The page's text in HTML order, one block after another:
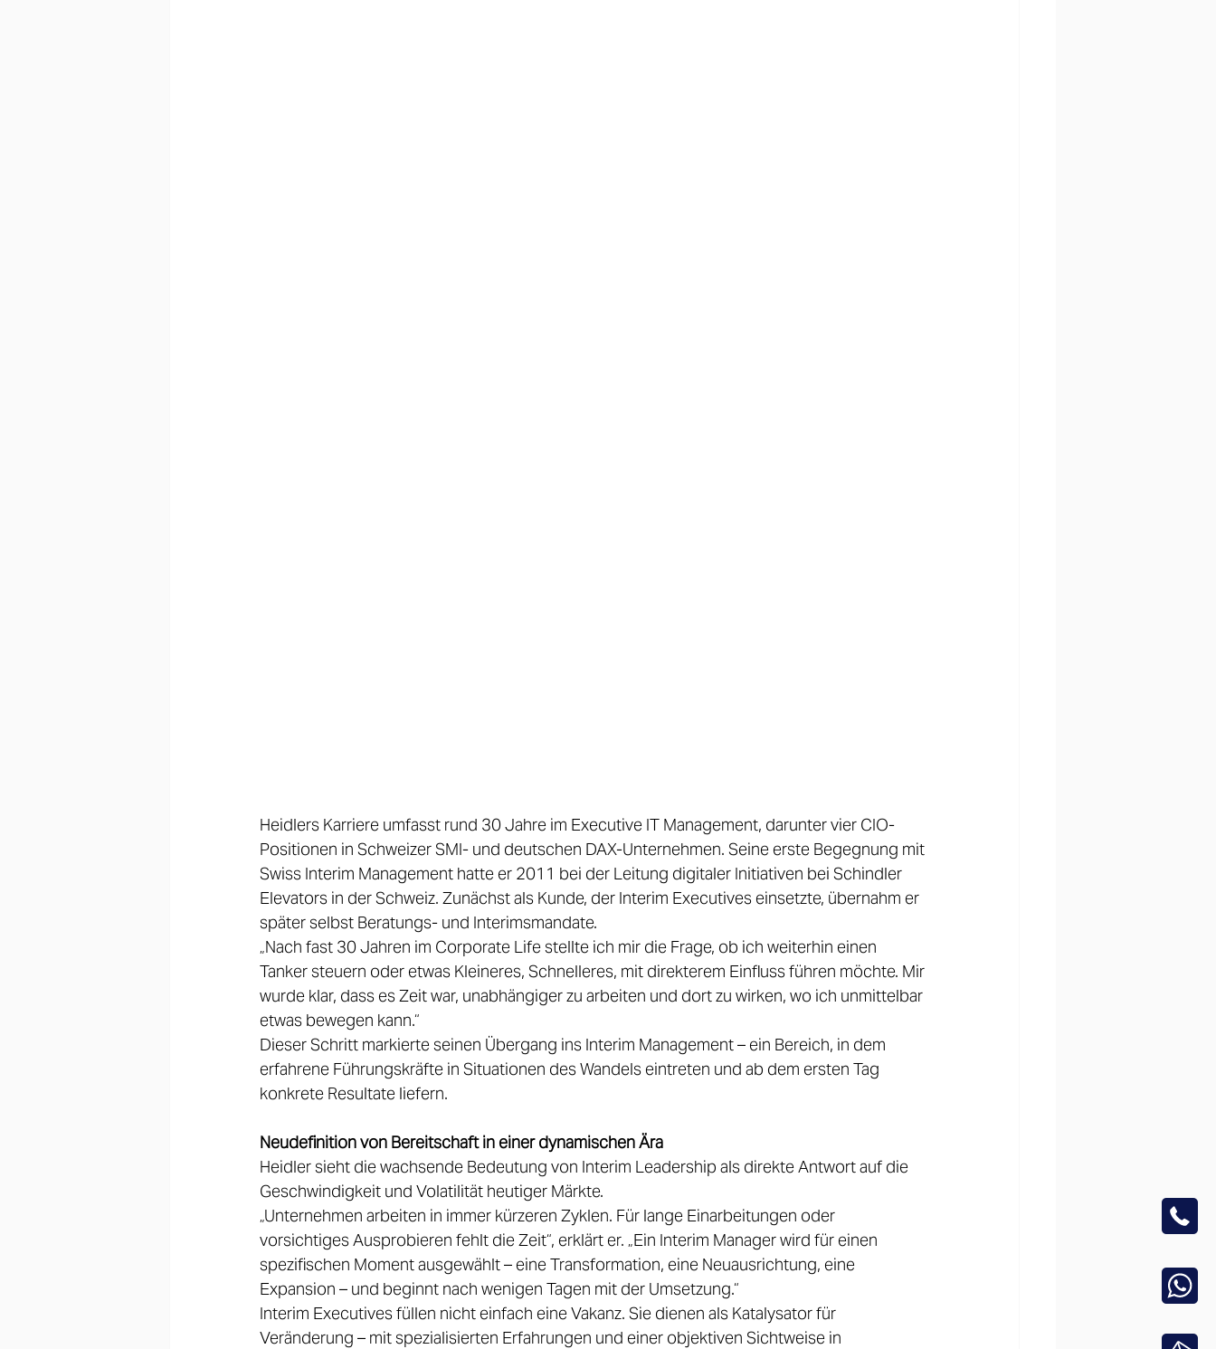
Heidlers Karriere umfasst rund 30 Jahre im Executive IT Management, darunter vier CIO-
Positionen in Schweizer SMI- und deutschen DAX-Unternehmen. Seine erste Begegnung mit
Swiss Interim Management hatte er 2011 bei der Leitung digitaler Initiativen bei Schindler
Elevators in der Schweiz. Zunächst als Kunde, der Interim Executives einsetzte, übernahm er
später selbst Beratungs- und Interimsmandate.
„Nach fast 30 Jahren im Corporate Life stellte ich mir die Frage, ob ich weiterhin einen
Tanker steuern oder etwas Kleineres, Schnelleres, mit direkterem Einfluss führen möchte. Mir
wurde klar, dass es Zeit war, unabhängiger zu arbeiten und dort zu wirken, wo ich unmittelbar
etwas bewegen kann.“
Dieser Schritt markierte seinen Übergang ins Interim Management – ein Bereich, in dem
erfahrene Führungskräfte in Situationen des Wandels eintreten und ab dem ersten Tag
konkrete Resultate liefern.
Neudefinition von Bereitschaft in einer dynamischen Ära
Heidler sieht die wachsende Bedeutung von Interim Leadership als direkte Antwort auf die
Geschwindigkeit und Volatilität heutiger Märkte.
„Unternehmen arbeiten in immer kürzeren Zyklen. Für lange Einarbeitungen oder
vorsichtiges Ausprobieren fehlt die Zeit“, erklärt er. „Ein Interim Manager wird für einen
spezifischen Moment ausgewählt – eine Transformation, eine Neuausrichtung, eine
Expansion – und beginnt nach wenigen Tagen mit der Umsetzung.“
Interim Executives füllen nicht einfach eine Vakanz. Sie dienen als Katalysator für
Veränderung – mit spezialisierten Erfahrungen und einer objektiven Sichtweise in